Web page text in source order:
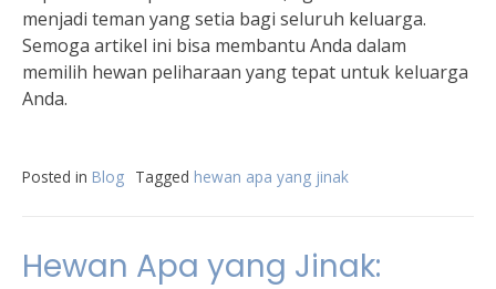
menjadi teman yang setia bagi seluruh keluarga.
Semoga artikel ini bisa membantu Anda dalam
memilih hewan peliharaan yang tepat untuk keluarga
Anda.
Posted in Blog Tagged hewan apa yang jinak
Hewan Apa yang Jinak: